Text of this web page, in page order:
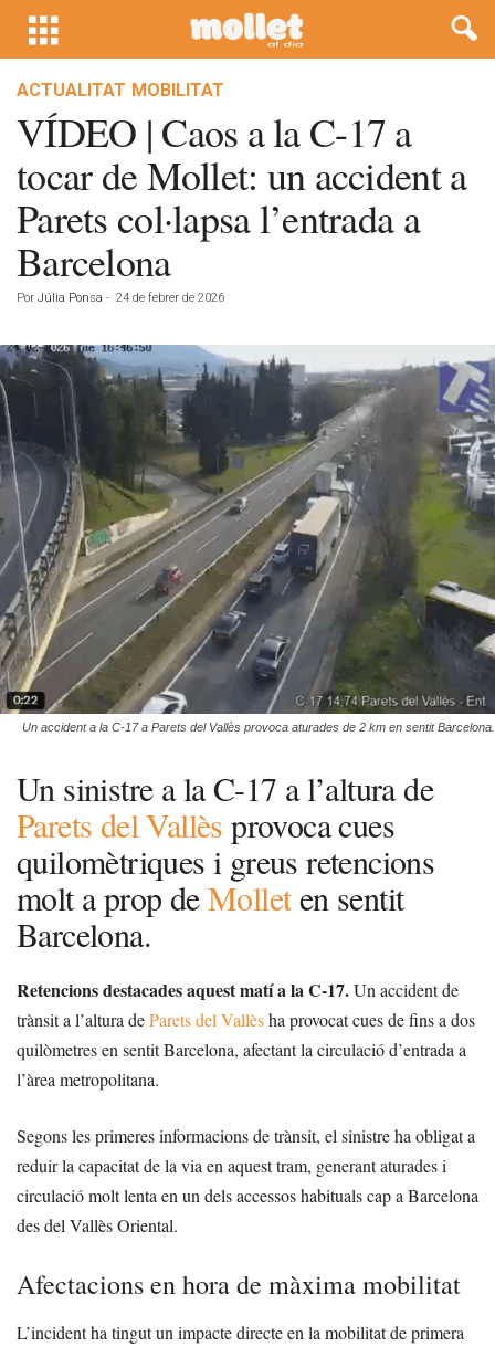
ACTUALITAT MOBILITAT
VÍDEO | Caos a la C-17 a
tocar de Mollet: un accident a
Parets col·lapsa l’entrada a
Barcelona
Por Júlia Ponsa - 24 de febrer de 2026
Un accident a la C-17 a Parets del Vallès provoca aturades de 2 km en sentit Barcelona.
Un sinistre a la C-17 a l’altura de
Parets del Vallès provoca cues
quilomètriques i greus retencions
molt a prop deMolleten sentit
Barcelona.
Retencions destacades aquest matí a la C-17.Un accident de
trànsit a l’altura deParets del Vallèsha provocat cues de fins a dos
quilòmetres en sentit Barcelona, afectant la circulació d’entrada a
l’àrea metropolitana.
Segons les primeres informacions de trànsit, el sinistre ha obligat a
reduir la capacitat de la via en aquest tram, generant aturades i
circulació molt lenta en un dels accessos habituals cap a Barcelona
des del Vallès Oriental.
Afectacions en hora de màxima mobilitat
L’incident ha tingut un impacte directe en la mobilitat de primera